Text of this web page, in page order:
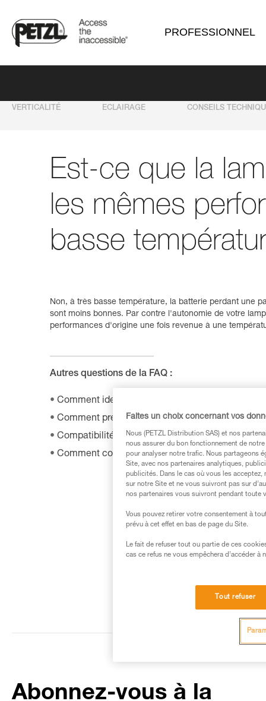
PROFESSIONNEL
VERTICALITÉ ECLAIRAGE CONSEILS
Est-ce que la
les mêmes
basse
Non, à très basse température, la batterie perdant une
sont moins bonnes. Par contre l'autonomie de votre
performances d'origine une fois revenue à une
Autres questions de la FAQ :
Comment identifier le modèle et l'âge de ma
Comment prendre soin d'un bandeau de lampe
Compatibilité des lampes avec HELMET ADAPT
Comment commander un nouveau bandeau ?
Abonnez-vous à la
Faites un choix concernant vos
Nous (PETZL Distribution SAS) et nos
nous assurer du bon fonctionnement de
pour analyser notre trafic. Nous partageons
Site, avec nos partenaires analytiques,
publicités. Dans le cas où vous les
sur notre Site et ne vous suivront pas sur
nos partenaires vous suivront pendant toute
Vous pouvez retirer votre consentement à
prévu à cet effet en bas de page du Site.
Le fait de refuser tout ou partie de ces
cas ce refus ne vous empêchera d’accéder à
Tout refuser